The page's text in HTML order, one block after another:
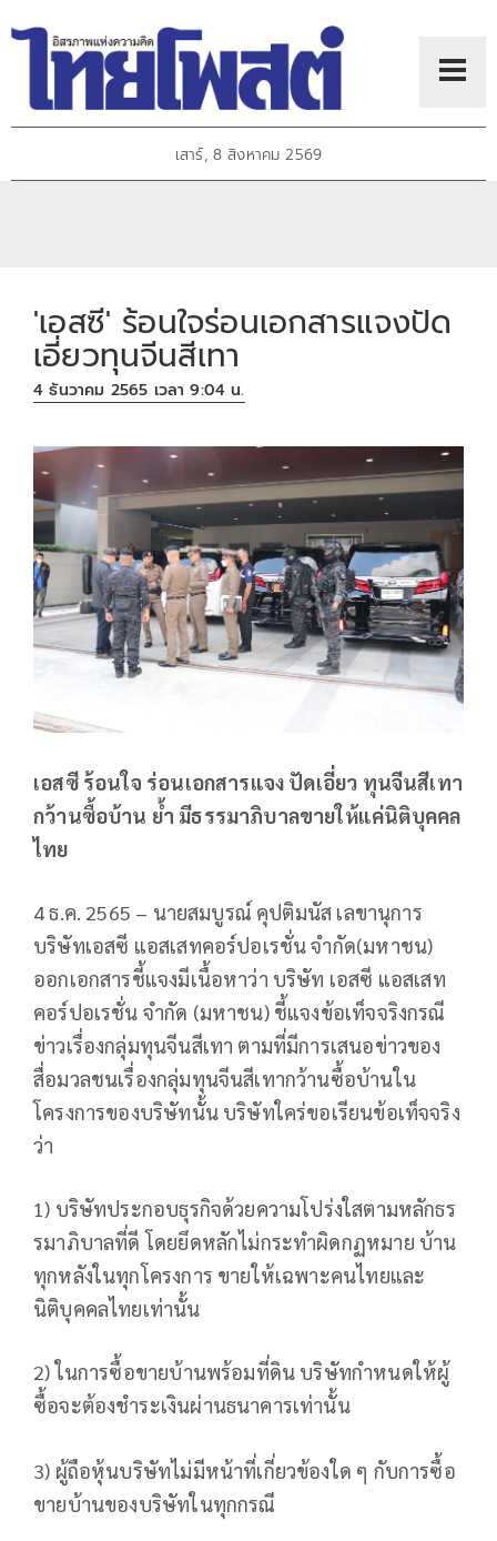
เสาร์, 8 สิงหาคม 2569
'เอสซี' ร้อนใจร่อนเอกสารแจงปัด
เอี่ยวทุนจีนสีเทา
4 ธันวาคม 2565 เวลา 9:04 น.
เอสซี ร้อนใจ ร่อนเอกสารแจง ปัดเอี่ยว ทุนจีนสีเทา
กว้านซื้อบ้าน ย้ำ มีธรรมาภิบาลขายให้แค่นิติบุคคล
ไทย
4 ธ.ค. 2565 – นายสมบูรณ์ คุปติมนัส เลขานุการ
บริษัทเอสซี แอสเสทคอร์ปอเรชั่น จำกัด(มหาชน)
ออกเอกสารชี้แจงมีเนื้อหาว่า บริษัท เอสซี แอสเสท
คอร์ปอเรชั่น จำกัด (มหาชน) ชี้แจงข้อเท็จจริงกรณี
ข่าวเรื่องกลุ่มทุนจีนสีเทา ตามที่มีการเสนอข่าวของ
สื่อมวลชนเรื่องกลุ่มทุนจีนสีเทากว้านซื้อบ้านใน
โครงการของบริษัทนั้น บริษัทใคร่ขอเรียนข้อเท็จจริง
ว่า
1) บริษัทประกอบธุรกิจด้วยความโปร่งใสตามหลักธร
รมาภิบาลที่ดี โดยยึดหลักไม่กระทำผิดกฏหมาย บ้าน
ทุกหลังในทุกโครงการ ขายให้เฉพาะคนไทยและ
นิติบุคคลไทยเท่านั้น
2) ในการซื้อขายบ้านพร้อมที่ดิน บริษัทกำหนดให้ผู้
ซื้อจะต้องชำระเงินผ่านธนาคารเท่านั้น
3) ผู้ถือหุ้นบริษัทไม่มีหน้าที่เกี่ยวข้องใด ๆ กับการซื้อ
ขายบ้านของบริษัทในทุกกรณี